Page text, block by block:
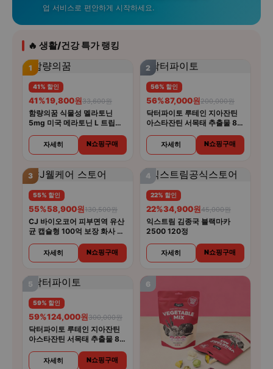
업 서비스로 편안하게 시작하세요.
🔥 생활/건강 특가 랭킹
1
41% 할인
41%19,800원33,600원
함량의꿈 식물성 멜라토닌
5mg 미국 메라토닌 L 트립토
자세히 N쇼핑구매
2
56% 할인
56%87,000원200,000원
닥터파이토 루테인 지아잔틴
아스타잔틴 서목태 추출물 8중
자세히 N쇼핑구매
3
55% 할인
55%58,900원130,500원
CJ 바이오코어 피부면역 유산
균 캡슐형 100억 보장 화사 유
자세히 N쇼핑구매
4
22% 할인
22%34,900원45,000원
익스트림 김종국 블랙마카
2500 120정
자세히 N쇼핑구매
5
59% 할인
59%124,000원300,000원
닥터파이토 루테인 지아잔틴
아스타잔틴 서목태 추출물 8중
자세히 N쇼핑구매
6